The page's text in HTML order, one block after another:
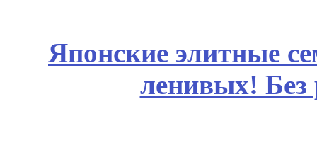
Японские элитные
ленивых!